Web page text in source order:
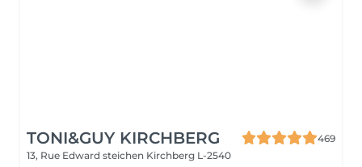
TONI&GUY KIRCHBERG
469
13, Rue Edward steichen Kirchberg L-2540